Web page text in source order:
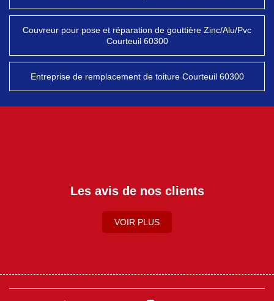
Couvreur pour pose et réparation de gouttière Zinc/Alu/Pvc
Courteuil 60300
Entreprise de remplacement de toiture Courteuil 60300
Les avis de nos clients
VOIR PLUS